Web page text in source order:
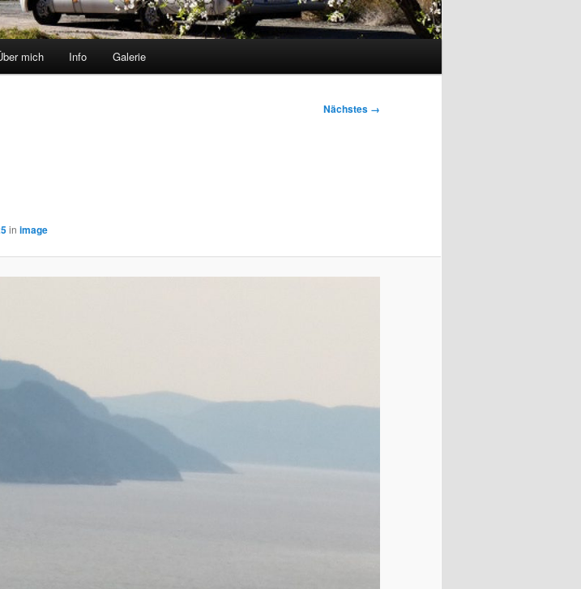
mich Info Galerie
Nächstes →
in image